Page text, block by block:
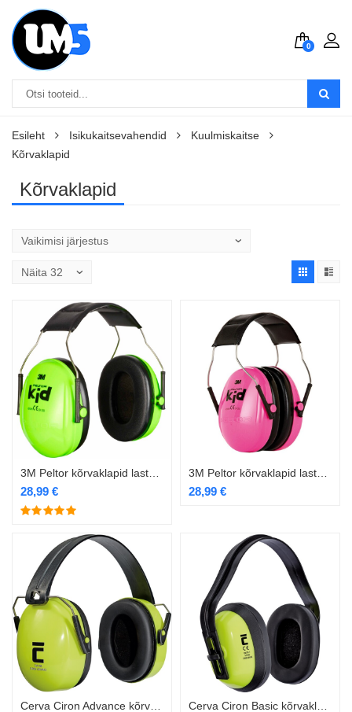
0
Esileht Isikukaitsevahendid
Kuulmiskaitse
Kõrvaklapid
Kõrvaklapid
28,99 € 28,99 €